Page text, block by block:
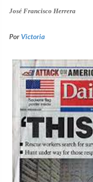
José Francisco Herrera
PorVictoria